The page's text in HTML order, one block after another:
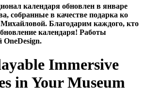
календаря обновлен в январе
собранные в качестве подарка ко
Благодарим каждого, кто
календаря! Работы
OneDesign.
Immersive
in Your Museum